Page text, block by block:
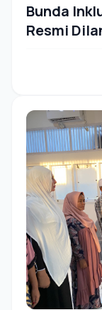
Bunda
Resmi